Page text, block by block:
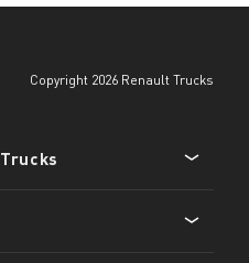
copyright 2026 Renault Trucks